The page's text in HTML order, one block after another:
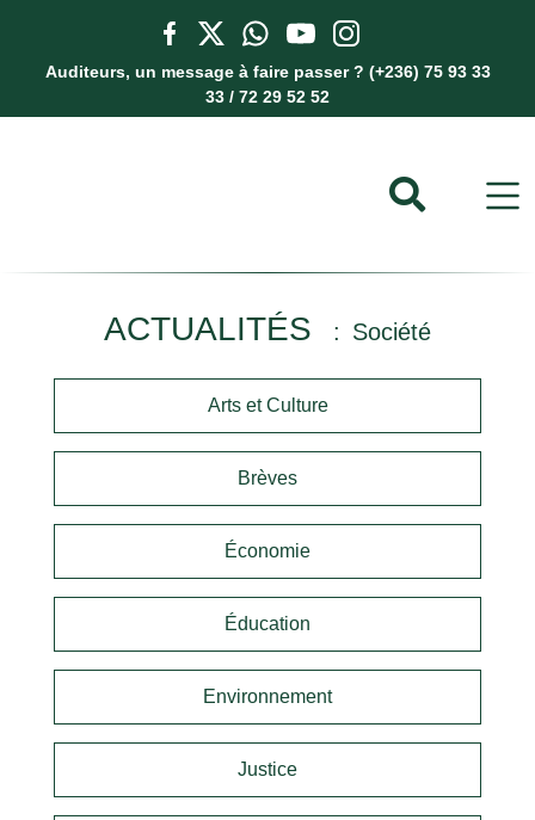
Auditeurs, un message à faire passer ? (+236) 75 93 33
33 / 72 29 52 52
ACTUALITÉS Société
Arts et Culture
Brèves
Économie
Éducation
Environnement
Justice